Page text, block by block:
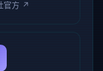
官方 ↗